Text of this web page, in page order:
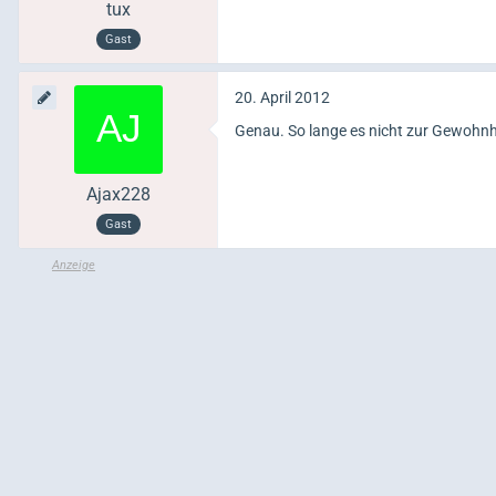
tux
Gast
Ajax228
Gast
20. April 2012
Genau. So lange es nicht zur